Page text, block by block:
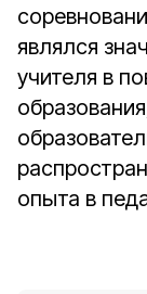
являлся
учителя в
опыта в